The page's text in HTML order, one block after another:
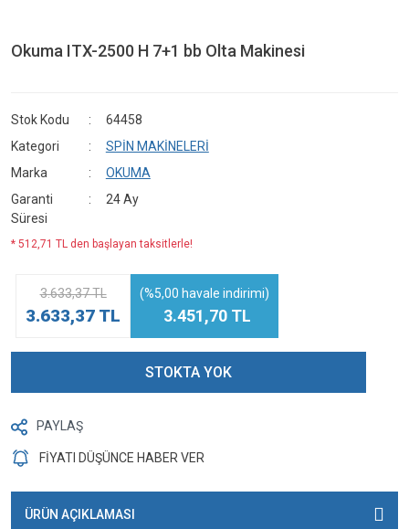
Okuma ITX-2500 H 7+1 bb Olta Makinesi
Stok Kodu
64458
Kategori
SPİN MAKİNELERİ
Marka
OKUMA
Garanti
Süresi
24 Ay
* 512,71 TL den başlayan taksitlerle!
3.633,37 TL
3.633,37 TL
(%5,00 havale indirimi)
3.451,70 TL
STOKTA YOK
PAYLAŞ
FİYATI DÜŞÜNCE HABER VER
ÜRÜN AÇIKLAMASI